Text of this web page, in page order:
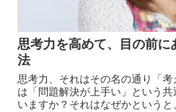
思考力を高めて、目の前
法
思考力、それはその名の通り「
は「問題解決が上手い」という
いますか？それはなぜかという